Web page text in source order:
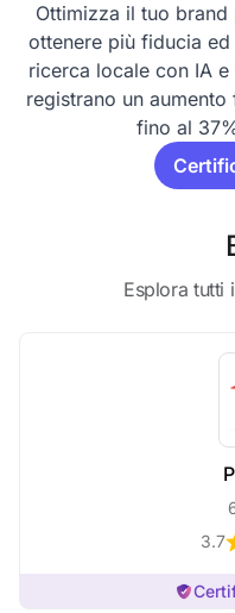
Ottimizza il tuo
ottenere più fiducia
ricerca locale con IA
registrano un
fino al
Esplora tutti
3.7